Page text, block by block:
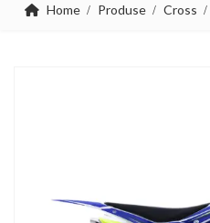
Home Produse Cross